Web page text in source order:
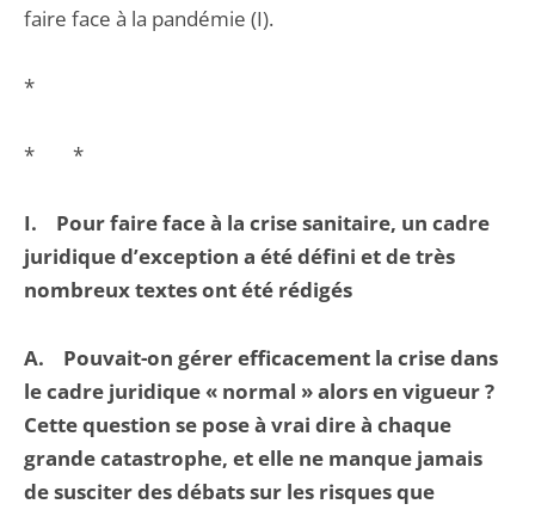
faire face à la pandémie (I).
*
* *
I. Pour faire face à la crise sanitaire, un cadre
juridique d’exception a été défini et de très
nombreux textes ont été rédigés
A. Pouvait-on gérer efficacement la crise dans
le cadre juridique « normal » alors en vigueur ?
Cette question se pose à vrai dire à chaque
grande catastrophe, et elle ne manque jamais
de susciter des débats sur les risques que